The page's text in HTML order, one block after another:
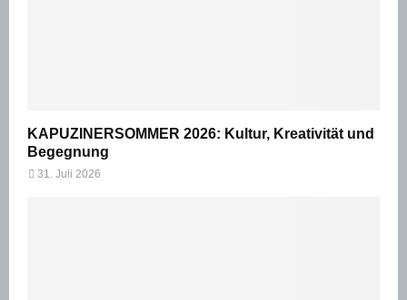
KAPUZINERSOMMER 2026: Kultur, Kreativität und
Begegnung
31. Juli 2026